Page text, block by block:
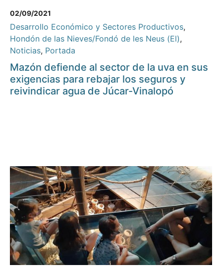
02/09/2021
Desarrollo Económico y Sectores Productivos,
Hondón de las Nieves/Fondó de les Neus (El),
Noticias, Portada
Mazón defiende al sector de la uva en sus
exigencias para rebajar los seguros y
reivindicar agua de Júcar-Vinalopó